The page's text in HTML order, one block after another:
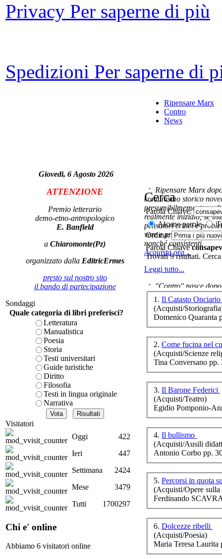
Un
Privacy Per saperne di più
Spedizioni Per saperne di
Giovedi, 6 Agosto 2026
ATTENZIONE
Premio letterario
demo-etno-antropologico
E. Banfield
a Chiaromonte(Pz)
organizzato dalla EditricErmes
presto sul nostro sito
il bando di partecipazione
Sondaggi
Quale categoria di libri preferisci?
Letteratura
Manualistica
Poesia
Storia
Testi universitari
Guide turistiche
Diritto
Filosofia
Testi in lingua originale
Narrativa
Visitatori
Oggi
422
Ieri
447
Settimana
2424
Mese
3479
Tutti
1700297
Chi e' online
Abbiamo 6 visitatori online
Ripensare Marx
Contro
News
Ripensare Marx
comunismo storico
presumibilmemente
realmente iniziato, se
pensatori critici e
vere e proprie correnti
nonché consistenti.
Acquista ora...
Leggi tutto...
"Contro" nasce
cominciato con la
ripensaremarx. i saggi
questa collaborazione
è teorica, sempre però
presente fase.
Acquista ora...
A feed could not be
http://www.lastampa.it/
Cerca
Parola Chiave:
Alcune parole
Ordina:
Parola Chiave
Trovati 9 risultati.
1. Il Catasto
(Acquisti/
Domenico Quaranta
2. Come fucina nel
(Acquisti/Scienze
Tina Conversano pp.
3. Il Barone Federici
(Acquisti/Teatro)
Egidio Pomponio-
4. Il bullismo
(Acquisti/Ausili
Antonio Corbo pp.
5. Percorsi in quota
(Acquisti/Opere sulla
Ferdinando
6. Dolcezze ribelli
(Acquisti/Poesia)
Maria Teresa Laurita